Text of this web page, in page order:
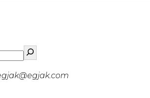
egjak@egjak.com